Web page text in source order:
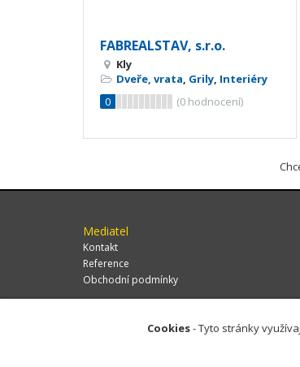
FABREALSTAV, s.r.o.
Kly
Dveře, vrata, Grily, Interiéry
0
(0 hodnocení)
Mediatel
Kontakt
Reference
Obchodní podmínky
Cookies- Tyto stránky